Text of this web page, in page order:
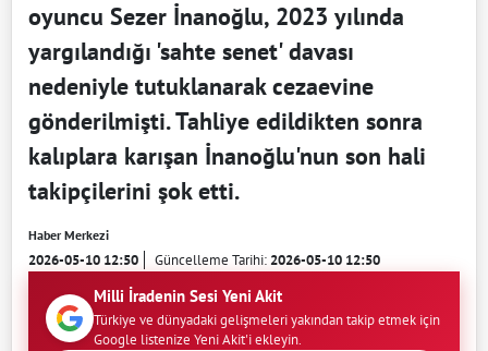
oyuncu Sezer İnanoğlu, 2023 yılında
yargılandığı 'sahte senet' davası
nedeniyle tutuklanarak cezaevine
gönderilmişti. Tahliye edildikten sonra
kalıplara karışan İnanoğlu'nun son hali
takipçilerini şok etti.
Haber Merkezi
2026-05-10 12:50 Güncelleme Tarihi:2026-05-10 12:50
Milli İradenin Sesi Yeni Akit
Türkiye ve dünyadaki gelişmeleri yakından takip etmek için
Google listenize Yeni Akit'i ekleyin.